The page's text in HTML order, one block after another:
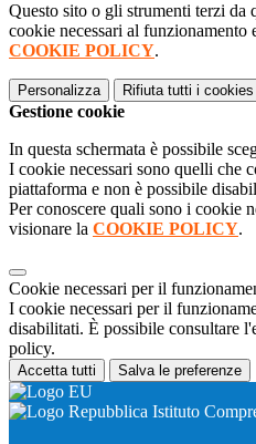
Questo sito o gli strumenti terzi da
cookie necessari al
COOKIE POLICY.
Personalizza Rifiuta tutti i cookies
Gestione cookie
In questa schermata è possibile
I cookie necessari sono quelli che
piattaforma e non è possibile
Per conoscere quali sono i cookie
visionare la COOKIE POLICY.
Cookie necessari per il
I cookie necessari per il
disabilitati. È possibile consultare
policy.
Accetta tutti Salva le preferenze
Istituto